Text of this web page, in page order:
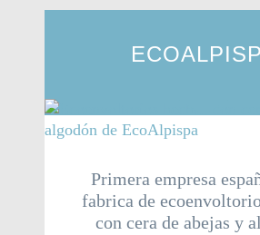
Primera empresa
fabrica de
con cera de abejas y